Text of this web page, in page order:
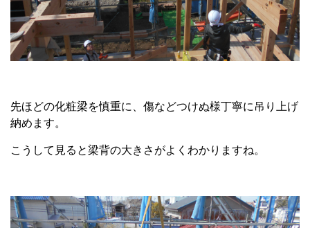
先ほどの化粧梁を慎重に、傷などつけぬ様丁寧に吊り上げ
納めます。
こうして見ると梁背の大きさがよくわかりますね。